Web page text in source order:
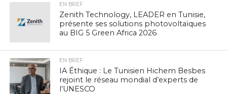
EN BREF
Zenith Technology, LEADER en Tunisie,
présente ses solutions photovoltaïques
au BIG 5 Green Africa 2026
EN BREF
IA Éthique : Le Tunisien Hichem Besbes
rejoint le réseau mondial d’experts de
l’UNESCO